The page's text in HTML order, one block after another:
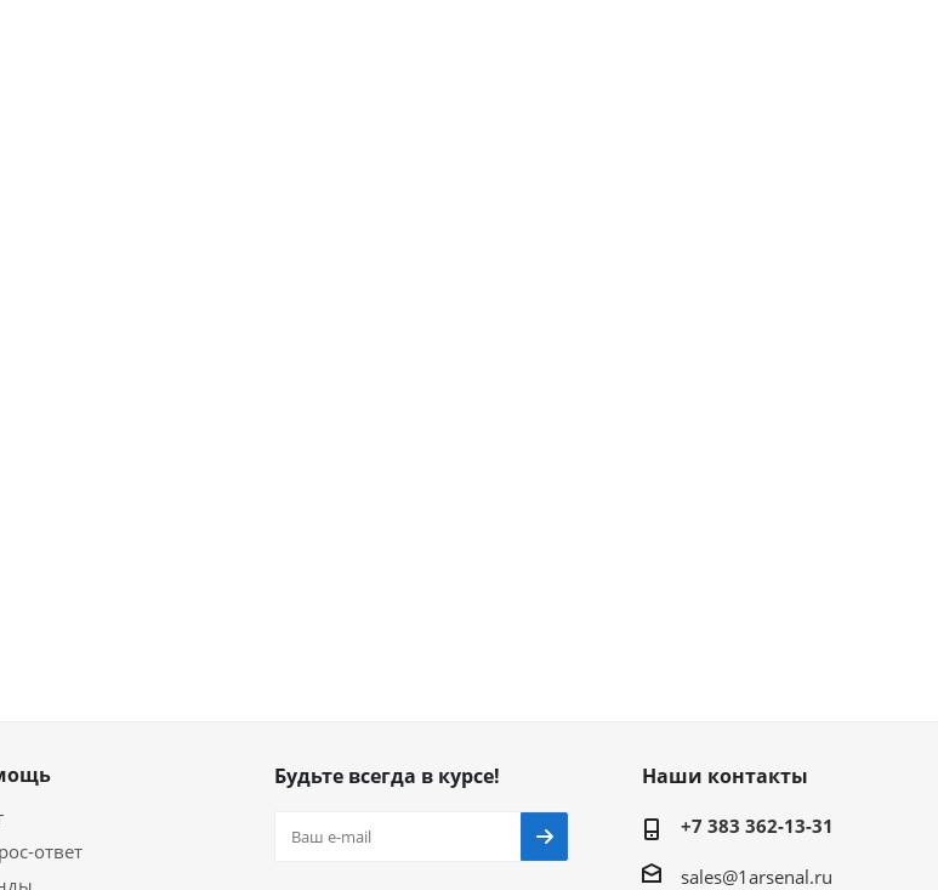
ответ
Будьте всегда в курсе! Наши контакты
+7 383 362-13-31
sales@1arsenal.ru